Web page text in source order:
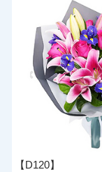
【D120】